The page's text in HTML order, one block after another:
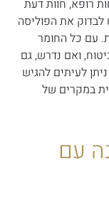
רופא, חוות דעת
לבדוק את הפוליסה
עם כל החומר
ואם נדרש, גם
לעיתים להגיש
במקרים של
עם